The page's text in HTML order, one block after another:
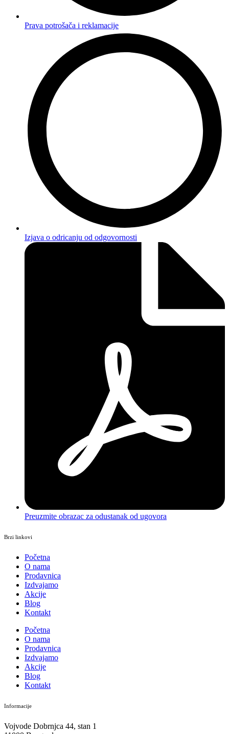
Prava potrošača i reklamacije
Izjava o odricanju od odgovornosti
Preuzmite obrazac za odustanak od ugovora
Brzi linkovi
Početna
O nama
Prodavnica
Izdvajamo
Akcije
Blog
Kontakt
Početna
O nama
Prodavnica
Izdvajamo
Akcije
Blog
Kontakt
Informacije
Vojvode Dobrnjca 44, stan 1